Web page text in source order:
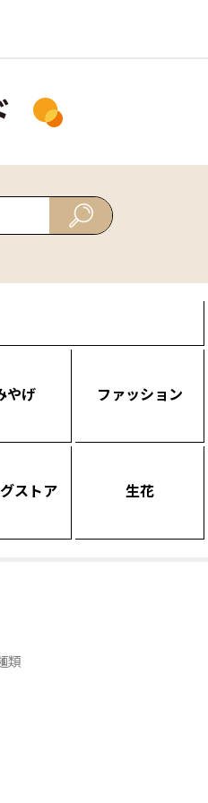
やげ ファッション
ストア 生花
類